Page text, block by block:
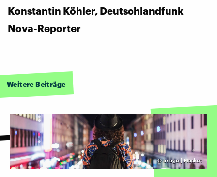
Konstantin Köhler, Deutschlandfunk
Nova-Reporter
Weitere Beiträge
©Imago | Maskot